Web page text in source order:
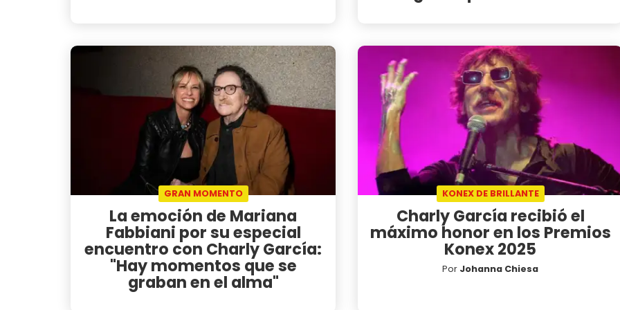
GRAN MOMENTO
La emoción de Mariana
Fabbiani por su especial
encuentro con Charly García:
"Hay momentos que se
graban en el alma"
KONEX DE BRILLANTE
Charly García recibió el
máximo honor en los Premios
Konex 2025
Por Johanna Chiesa